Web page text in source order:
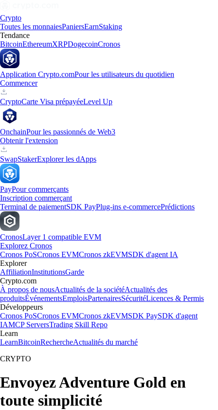
Crypto
Toutes les monnaiesPaniersEarnStaking
Tendance
BitcoinEthereumXRPDogecoinCronos
Application Crypto.comPour les utilisateurs du quotidien
Commencer
CryptoCarte Visa prépayéeLevel Up
OnchainPour les passionnés de Web3
Obtenir l'extension
SwapStakerExplorer les dApps
PayPour commerçants
Inscription commerçant
Terminal de paiementSDK PayPlug-ins e-commercePrédictions
CronosLayer 1 compatible EVM
Explorez Cronos
Cronos PoSCronos EVMCronos zkEVMSDK d'agent IA
Explorer
AffiliationInstitutionsGarde
Crypto.com
À propos de nousActualités de la sociétéActualités des
produitsÉvénementsEmploisPartenairesSécuritéLicences & Permis
Développeurs
Cronos PoSCronos EVMCronos zkEVMSDK PaySDK d'agent
IAMCP ServersTrading Skill Repo
Learn
LearnBitcoinRechercheActualités du marché
CRYPTO
Envoyez Adventure Gold en
toute simplicité